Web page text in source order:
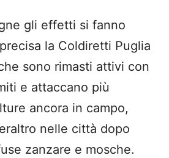
gli effetti si fanno
la Coldiretti Puglia
sono rimasti attivi con
e attaccano più
ancora in campo,
nelle città dopo
zanzare e mosche.